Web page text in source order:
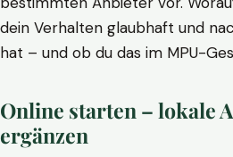
dein Verhalten glaubhaft und
hat – und ob du das im MPU-
Online starten – lokale
ergänzen